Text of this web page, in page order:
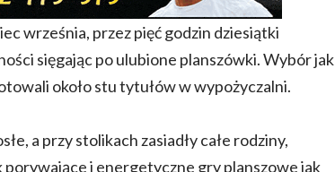
września, przez pięć godzin dziesiątki
sięgając po ulubione planszówki. Wybór jak
około stu tytułów w wypożyczalni.
a przy stolikach zasiadły całe rodziny,
i energetyczne gry planszowe jak